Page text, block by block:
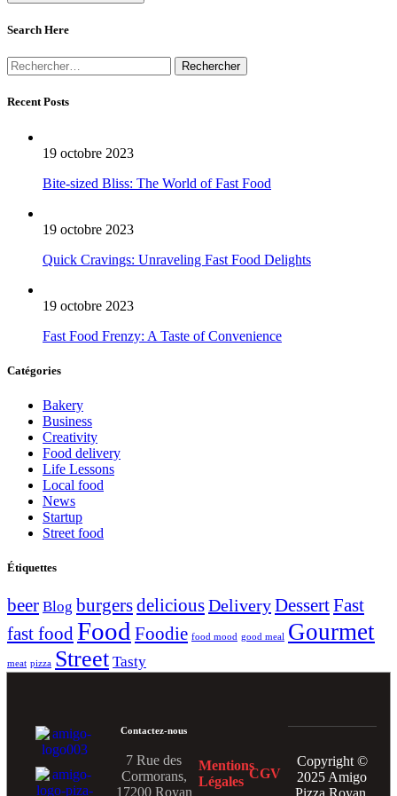
Search Here
Recent Posts
19 octobre 2023
Bite-sized Bliss: The World of Fast Food
19 octobre 2023
Quick Cravings: Unraveling Fast Food Delights
19 octobre 2023
Fast Food Frenzy: A Taste of Convenience
Catégories
Bakery
Business
Creativity
Food delivery
Life Lessons
Local food
News
Startup
Street food
Étiquettes
beer Blog burgersdeliciousDeliveryDessertFast
fast foodFood Foodie food mood good meal Gourmet
meat pizza Street Tasty
Contactez-nous
7 Rue des
Cormorans,
17200 Royan
Mentions
Légales
CGV
Copyright ©
2025 Amigo